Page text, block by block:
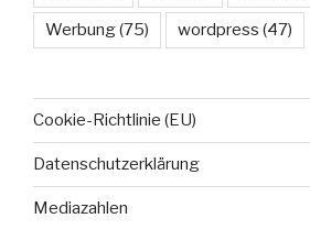
Werbung(75) wordpress (47)
Cookie-Richtlinie (EU)
Datenschutzerklärung
Mediazahlen